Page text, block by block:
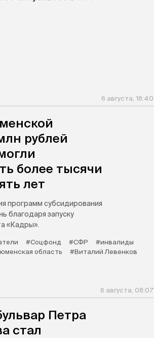
6 августа, 18:40
рублей
более тысячи
лет
программ субсидирования
благодаря запуску
«Кадры».
#Соцфонд #СФР
#инвалиды
область
#Виталий Левенков
6 августа, 08:07
Петра
стал